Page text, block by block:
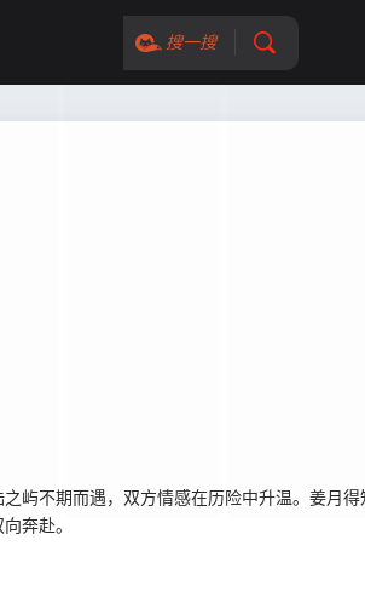
搜一搜
屿不期而遇，双方情感在历险中升温。姜月
奔赴。